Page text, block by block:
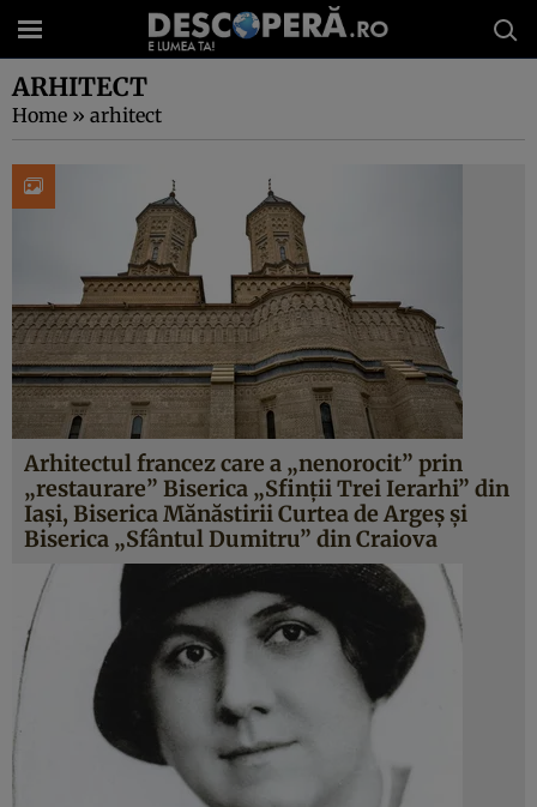
ARHITECT
Home » arhitect
Arhitectul francez care a „nenorocit” prin
„restaurare” Biserica „Sfinții Trei Ierarhi” din
Iași, Biserica Mănăstirii Curtea de Argeș și
Biserica „Sfântul Dumitru” din Craiova